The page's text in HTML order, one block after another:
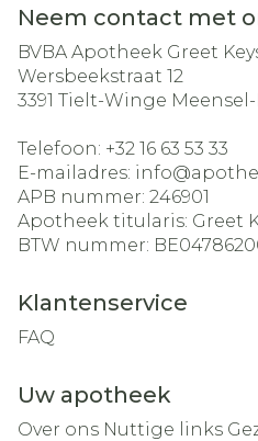
Neem contact met
BVBA Apotheek Greet
Wersbeekstraat 12
3391 Tielt-Winge
Telefoon: +32 16 63 53 33
E-mailadres: info@
APB nummer: 246901
Apotheek titularis: Greet
BTW nummer:
Klantenservice
FAQ
Uw apotheek
Over ons Nuttige links